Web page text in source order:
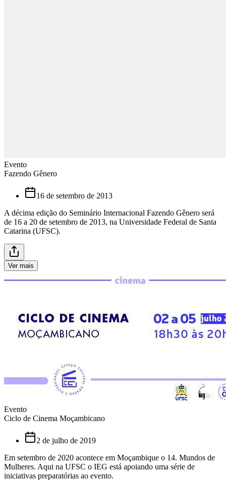
Evento
Fazendo Gênero
16 de setembro de 2013
A décima edição do Seminário Internacional Fazendo Gênero será
de 16 a 20 de setembro de 2013, na Universidade Federal de Santa
Catarina (UFSC).
Ver mais
Evento
Ciclo de Cinema Moçambicano
2 de julho de 2019
Em setembro de 2020 acontece em Moçambique o 14. Mundos de
Mulheres. Aqui na UFSC o IEG está apoiando uma série de
iniciativas preparatórias ao evento.